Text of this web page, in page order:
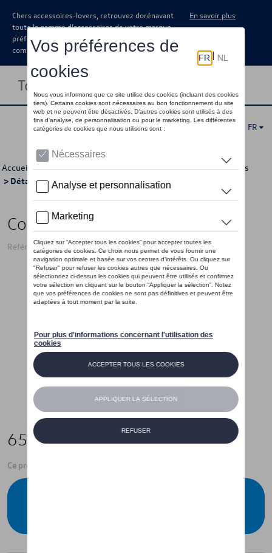
Chers accessoires-lovers, retrouvez dorénavant
toute la gamme d’accessoires de votre marque
préférée sous forme de catalogue à
commander auprès de votre concessionaire.
En savoir plus
Toggle navigation
FR
Accueil >Pour vous >GTI Collection >Accessoires >Bagages
> Détail
Coffre de toit VW GTI, noir/rouge
Référence: 3A4087317
65,00 €
Ce produit n'est actuellement pas de stock